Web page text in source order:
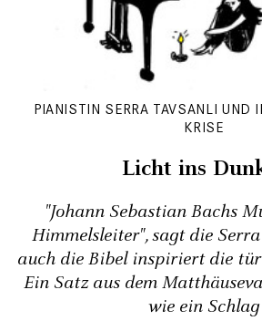
PIANISTIN SERRA TAVSANLI UND
KRISE
Licht ins
"Johann Sebastian Bachs
Himmelsleiter", sagt die
auch die Bibel inspiriert die
Ein Satz aus dem
wie ein Schlag